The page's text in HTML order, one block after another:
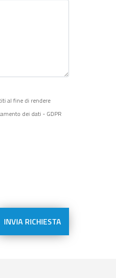
al fine di rendere
dei dati - GDPR